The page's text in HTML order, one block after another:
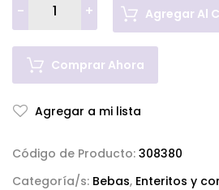
- + Agregar Al
Comprar Ahora
Agregar a mi lista
Código de Producto: 308380
Categoría/s: Bebas, Enteritos y